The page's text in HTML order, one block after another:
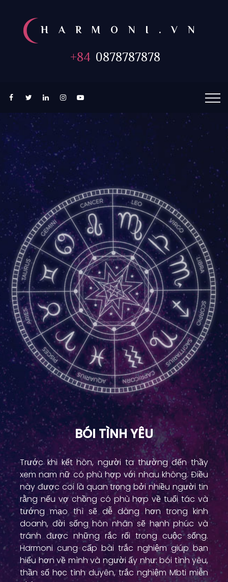
HARMONI.VN
+84 0878787878
BÓI TÌNH YÊU
Trước khi kết hôn, người ta thường đến thầy
xem nam nữ có phù hợp với nhau không. Điều
này được coi là quan trọng bởi nhiều người tin
rằng nếu vợ chồng có phù hợp về tuổi tác và
tướng mạo thì sẽ dễ dàng hơn trong kinh
doanh, đời sống hôn nhân sẽ hạnh phúc và
tránh được những rắc rối trong cuộc sống.
Harmoni cung cấp bài trắc nghiệm giúp bạn
hiểu hơn về mình và người ấy như: bói tình yêu,
thần số học tình duyên, trắc nghiệm Mbti miễn